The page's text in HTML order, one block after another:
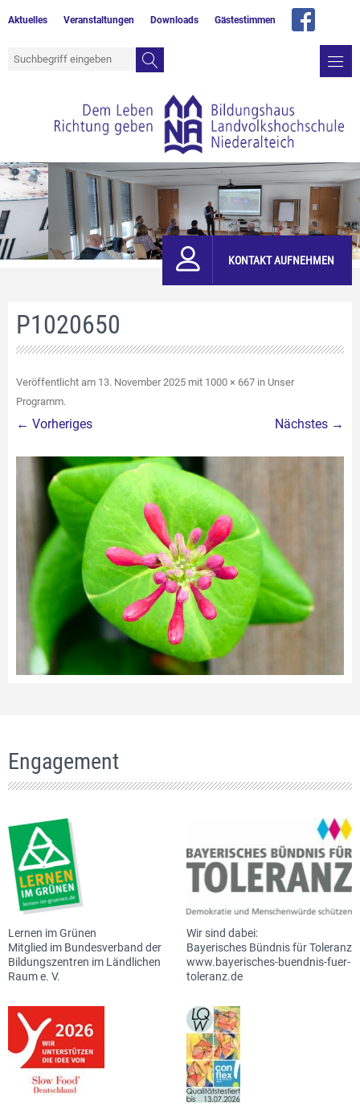
Aktuelles Veranstaltungen Downloads Gästestimmen
KONTAKT AUFNEHMEN
P1020650
Veröffentlicht am 13. November 2025 mit 1000 × 667 in Unser
Programm.
← Vorheriges Nächstes →
Engagement
Lernen im Grünen
Mitglied im Bundesverband der
Bildungszentren im Ländlichen
Raum e. V.
Wir sind dabei:
Bayerisches Bündnis für Toleranz
www.bayerisches-buendnis-fuer-
toleranz.de